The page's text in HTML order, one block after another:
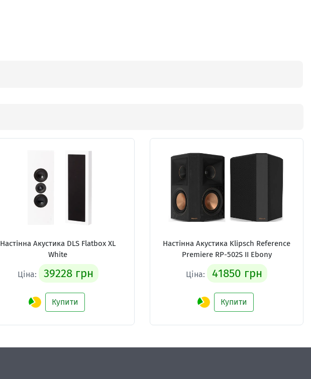
Настінна Акустика DLS Flatbox XL
White
Ціна: 39228 грн
Купити
Настінна Акустика Klipsch Reference
Premiere RP-502S II Ebony
Ціна: 41850 грн
Купити